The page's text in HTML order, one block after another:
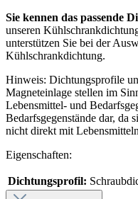
Sie kennen das passende
unseren
unterstützen Sie bei der
Kühlschrankdichtung.
Hinweis: Dichtungsprofile
Magneteinlage stellen im
Lebensmittel- und
Bedarfsgegenstände dar, da
nicht direkt mit
Eigenschaften:
Dichtungsprofil: